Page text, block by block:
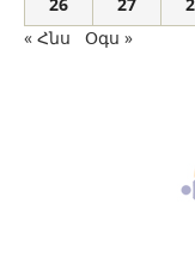
« Հնս
Օգս »